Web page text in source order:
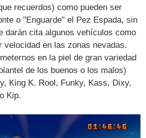
recuerdos) como pueden ser
o "Enguarde" el Pez Espada, sin
darán cita algunos vehículos como
velocidad en las zonas nevadas.
en la piel de gran variedad
de los buenos o los malos)
King K. Rool, Funky, Kass, Dixy,
Kip.